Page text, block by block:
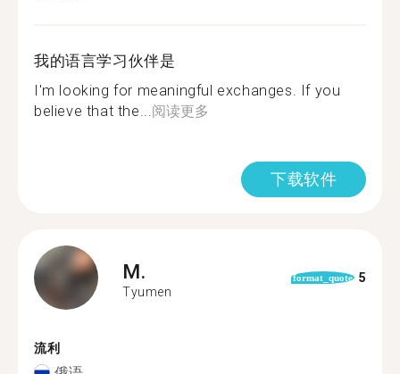
我的语言学习伙伴是
I'm looking for meaningful exchanges. If you
believe that the...阅读更多
下载软件
M.
Tyumen
format_quote 5
流利